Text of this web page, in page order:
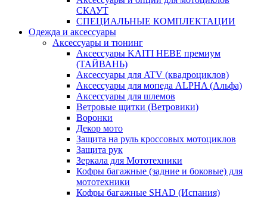
СКАУТ
СПЕЦИАЛЬНЫЕ КОМПЛЕКТАЦИИ
Одежда и аксессуары
Аксессуары и тюнинг
Аксессуары KAITI HEBE премиум
(ТАЙВАНЬ)
Аксессуары для ATV (квадроциклов)
Аксессуары для мопеда ALPHA (Альфа)
Аксессуары для шлемов
Ветровые щитки (Ветровики)
Воронки
Декор мото
Защита на руль кроссовых мотоциклов
Защита рук
Зеркала для Мототехники
Кофры багажные (задние и боковые) для
мототехники
Кофры багажные SHAD (Испания)